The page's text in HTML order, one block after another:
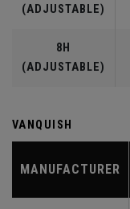
(ADJUSTABLE)
8H
(ADJUSTABLE)
VANQUISH
MANUFACTURER